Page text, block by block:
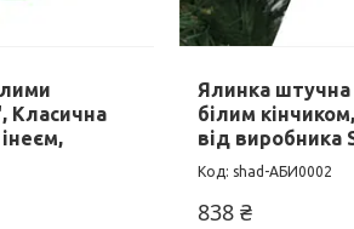
Класична
Ялинка штучна
білим
від виробника
shad-АБИ0002
838 ₴